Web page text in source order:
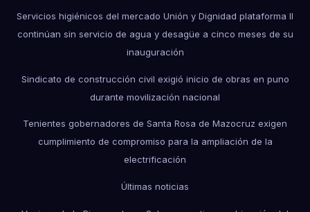
Servicios higiénicos del mercado Unión y Dignidad plataforma II
continúan sin servicio de agua y desagüe a cinco meses de su
inauguración
Sindicato de construcción civil exigió inicio de obras en puno
durante movilización nacional
Tenientes gobernadores de Santa Rosa de Mazocruz exigen
cumplimiento de compromiso para la ampliación de la
electrificación
Últimas noticias